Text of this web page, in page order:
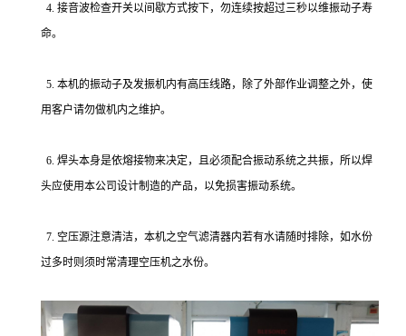
4. 接音波检查开关以间歇方式按下，勿连续按超过三秒以维振动子寿
命。
5. 本机的振动子及发振机内有高压线路，除了外部作业调整之外，使
用客户请勿做机内之维护。
6. 焊头本身是依熔接物来决定，且必须配合振动系统之共振，所以焊
头应使用本公司设计制造的产品，以免损害振动系统。
7. 空压源注意清洁，本机之空气滤清器内若有水请随时排除，如水份
过多时则须时常清理空压机之水份。